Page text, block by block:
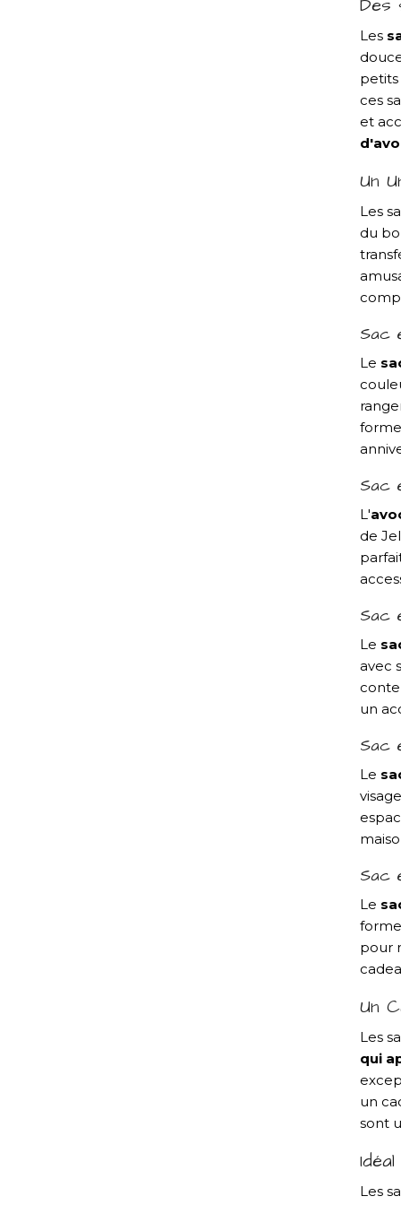
Des
Les
petits
ces
et
Un
Les
du
Sac
Le
Sac
L'
de
Sac
Le
avec
un
Sac
Le
Sac
Le
pour
Un
Les
qui
un
sont
Les